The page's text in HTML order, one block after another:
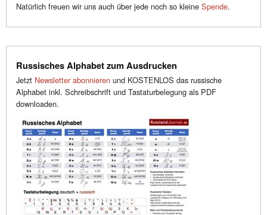
Natürlich freuen wir uns auch über jede noch so kleine Spende.
Russisches Alphabet zum Ausdrucken
Jetzt Newsletter abonnieren und KOSTENLOS das russische
Alphabet inkl. Schreibschrift und Tastaturbelegung als PDF
downloaden.